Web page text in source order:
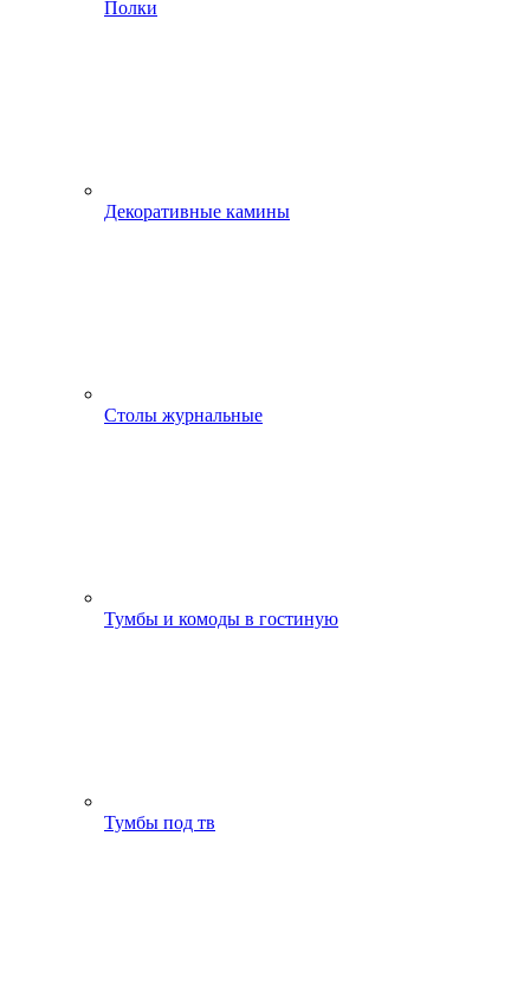
Полки
Декоративные камины
Столы журнальные
Тумбы и комоды в гостиную
Тумбы под тв